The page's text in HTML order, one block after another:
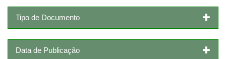
Tipo de Documento
Data de Publicação